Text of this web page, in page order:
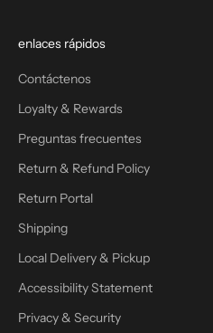
enlaces rápidos
Contáctenos
Loyalty & Rewards
Preguntas frecuentes
Return & Refund Policy
Return Portal
Shipping
Local Delivery & Pickup
Accessibility Statement
Privacy & Security